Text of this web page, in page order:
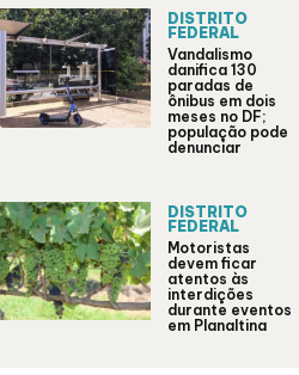
DISTRITO
FEDERAL
Vandalismo
danifica 130
paradas de
ônibus em dois
meses no DF;
população pode
denunciar
DISTRITO
FEDERAL
Motoristas
devem ficar
atentos às
interdições
durante eventos
em Planaltina